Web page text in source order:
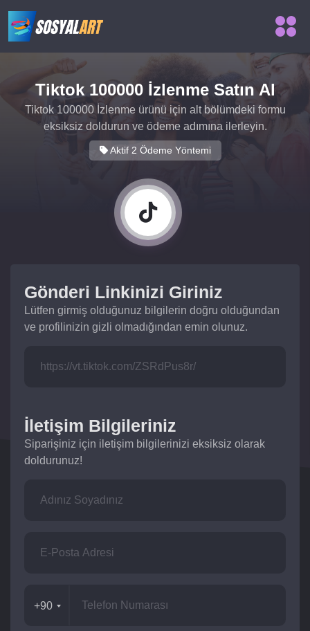
Tiktok 100000 İzlenme Satın Al
Tiktok 100000 İzlenme ürünü için alt bölümdeki formu
eksiksiz doldurun ve ödeme adımına ilerleyin.
Aktif 2 Ödeme Yöntemi
Gönderi Linkinizi Giriniz
Lütfen girmiş olduğunuz bilgilerin doğru olduğundan
ve profilinizin gizli olmadığından emin olunuz.
İletişim Bilgileriniz
Siparişiniz için iletişim bilgilerinizi eksiksiz olarak
doldurunuz!
+90